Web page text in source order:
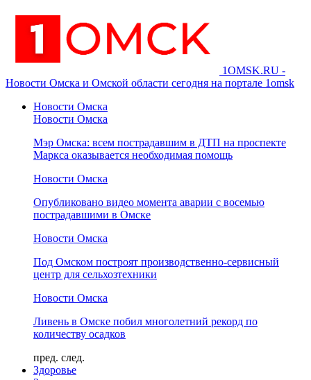
1OMSK.RU -
Новости Омска и Омской области сегодня на портале 1omsk
Новости Омска
Новости Омска
Мэр Омска: всем пострадавшим в ДТП на проспекте
Маркса оказывается необходимая помощь
Новости Омска
Опубликовано видео момента аварии с восемью
пострадавшими в Омске
Новости Омска
Под Омском построят производственно-сервисный
центр для сельхозтехники
Новости Омска
Ливень в Омске побил многолетний рекорд по
количеству осадков
пред. след.
Здоровье